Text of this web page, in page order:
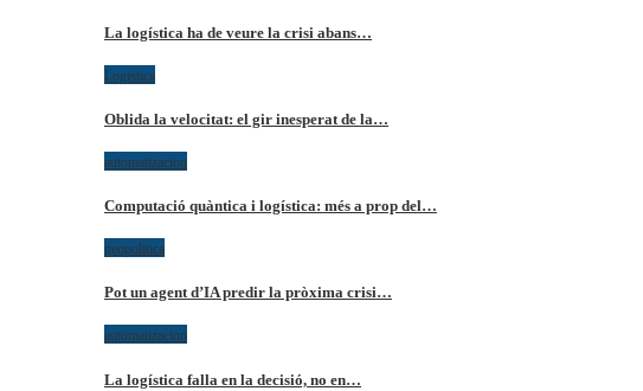
La logística ha de veure la crisi abans…
Logistica
Oblida la velocitat: el gir inesperat de la…
automatizacion
Computació quàntica i logística: més a prop del…
geopolitica
Pot un agent d’IA predir la pròxima crisi…
automatizacion
La logística falla en la decisió, no en…